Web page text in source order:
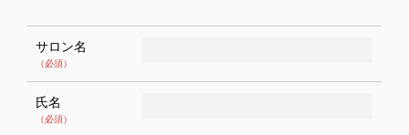
サロン名
（必須）
氏名
（必須）